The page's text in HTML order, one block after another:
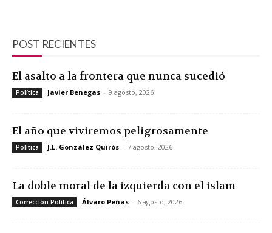
POST RECIENTES
El asalto a la frontera que nunca sucedió
Política Javier Benegas - 9 agosto, 2026
El año que viviremos peligrosamente
Política J.L. González Quirós - 7 agosto, 2026
La doble moral de la izquierda con el islam
Corrección Política Álvaro Peñas - 6 agosto, 2026